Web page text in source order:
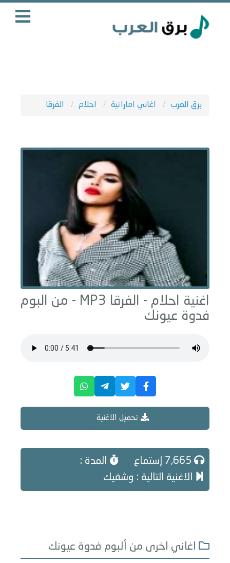
برق العرب اغاني اماراتية احلام الفرقا
اغنية احلام - الفرقا
فدوة عيونك
تحميل الاغنية
المدة :
الاغنية التالية : وشفيك
اغاني اخرى من ألبوم فدوة عيونك